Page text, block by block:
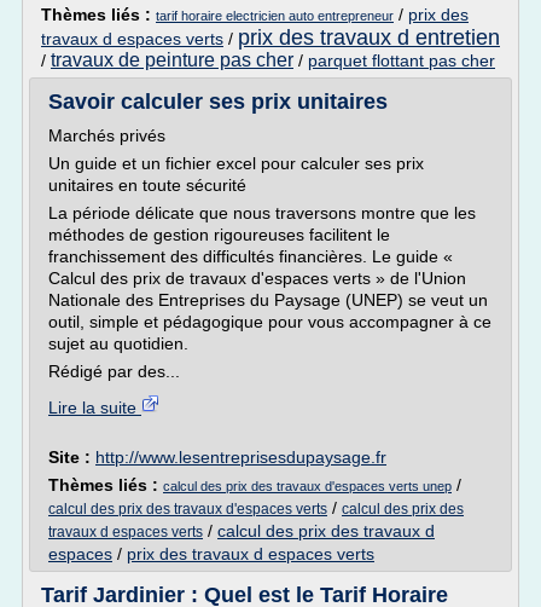
Thèmes liés : tarif horaire electricien auto entrepreneur / prix des
travaux d espaces verts / prix des travaux d entretien
/ travaux de peinture pas cher / parquet flottant pas cher
Savoir calculer ses prix unitaires
Marchés privés
Un guide et un fichier excel pour calculer ses prix
unitaires en toute sécurité
La période délicate que nous traversons montre que les
méthodes de gestion rigoureuses facilitent le
franchissement des difficultés financières. Le guide «
Calcul des prix de travaux d'espaces verts » de l'Union
Nationale des Entreprises du Paysage (UNEP) se veut un
outil, simple et pédagogique pour vous accompagner à ce
sujet au quotidien.
Rédigé par des...
Lire la suite
Site : http://www.lesentreprisesdupaysage.fr
Thèmes liés : calcul des prix des travaux d'espaces verts unep /
calcul des prix des travaux d'espaces verts / calcul des prix des
travaux d espaces verts / calcul des prix des travaux d
espaces / prix des travaux d espaces verts
Tarif Jardinier : Quel est le Tarif Horaire